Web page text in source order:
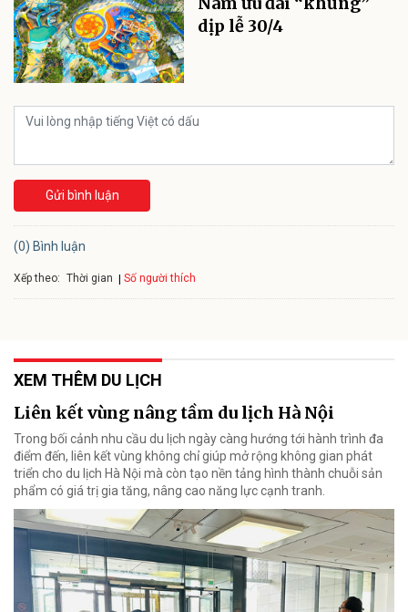
dịp lễ 30/4
Gửi bình luận
(0) Bình luận
Xếp theo: Thời gian Số người thích
XEM THÊM DU LỊCH
Liên kết vùng nâng tầm du lịch Hà Nội
Trong bối cảnh nhu cầu du lịch ngày càng hướng tới hành trình đa
điểm đến, liên kết vùng không chỉ giúp mở rộng không gian phát
triển cho du lịch Hà Nội mà còn tạo nền tảng hình thành chuỗi sản
phẩm có giá trị gia tăng, nâng cao năng lực cạnh tranh.